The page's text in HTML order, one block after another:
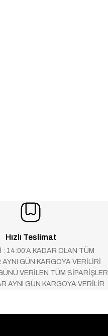
Hızlı Teslimat
: 14:00’A KADAR OLAN TÜM
AYNI GÜN KARGOYA VERİLİRİ
VERİLEN TÜM SİPARİŞLER
AYNI GÜN KARGOYA VERİLİR